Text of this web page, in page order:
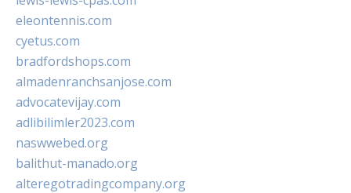
eleontennis.com
cyetus.com
bradfordshops.com
almadenranchsanjose.com
advocatevijay.com
adlibilimler2023.com
naswwebed.org
balithut-manado.org
alteregotradingcompany.org